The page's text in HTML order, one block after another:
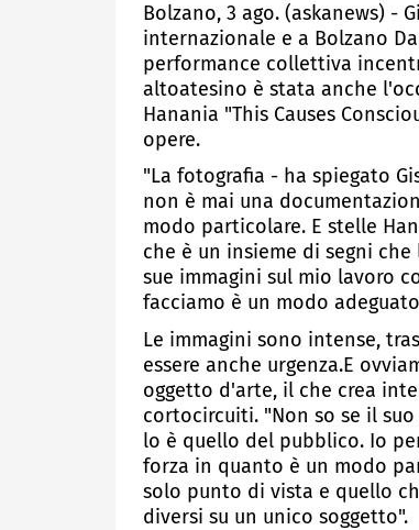
Bolzano, 3 ago. (askanews) -
internazionale e a Bolzano
performance collettiva
altoatesino è stata anche
Hanania "This Causes
opere.
"La fotografia - ha spiegato
non è mai una
modo particolare. E stelle
che è un insieme di segni
sue immagini sul mio lavoro
facciamo è un modo
Le immagini sono intense,
essere anche urgenza.E
oggetto d'arte, il che crea
cortocircuiti. "Non so se il
lo è quello del pubblico. Io
forza in quanto è un modo
solo punto di vista e quello
diversi su un unico soggetto".